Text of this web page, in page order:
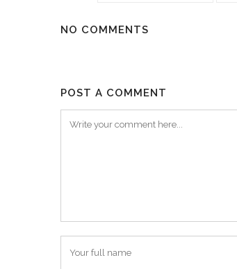
NO COMMENTS
POST A COMMENT